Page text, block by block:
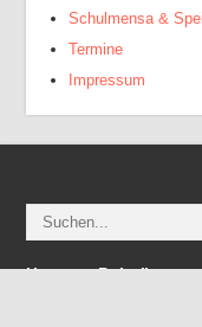
Schulmensa &
Termine
Impressum
Neueste Beiträge